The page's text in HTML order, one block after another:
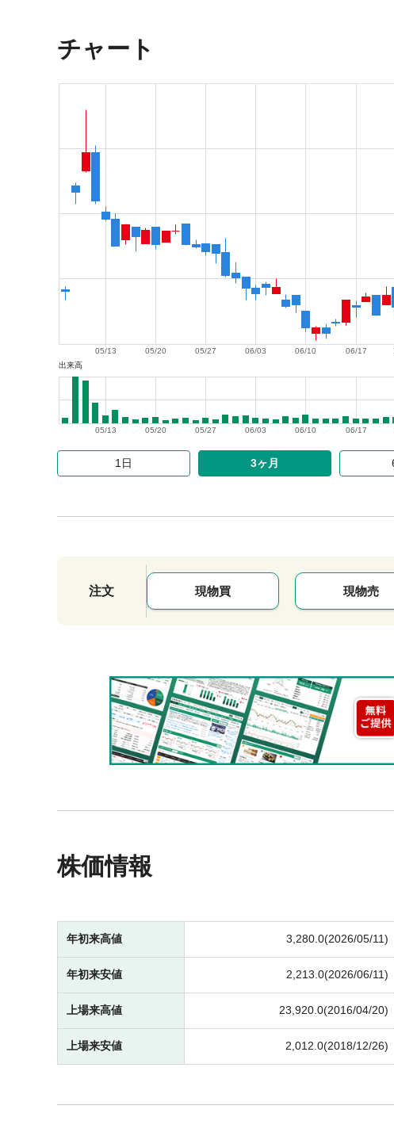
チャート
06/17
06/10
06/03
05/27
05/20
05/13
出来高
06/17
06/10
06/03
05/27
05/20
05/13
1日 3ヶ月
注文 現物買 現物売
株価情報
年初来高値 3,280.0(2026/05/11)
年初来安値 2,213.0(2026/06/11)
上場来高値 23,920.0(2016/04/20)
上場来安値 2,012.0(2018/12/26)